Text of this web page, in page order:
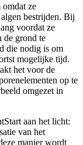
ze
bestrijden. Bij
voordat ze
de grond te
die nodig is om
mogelijke tijd.
het voor de
op te
omgezet in
aan het licht:
van het
manier wordt